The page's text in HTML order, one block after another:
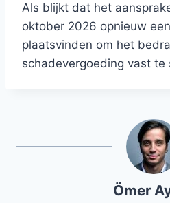
Als blijkt dat het
oktober 2026 opnieuw
plaatsvinden om het
schadevergoeding vast te
Ömer